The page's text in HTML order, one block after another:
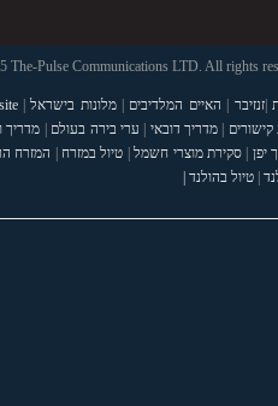
The-Pulse Communications LTD. All rights
|זנזיבר | האיים המלדיבים |מלונות בישראל|
קישורים |מדריך דובאי | ערי בירה בעולם | מדריך
יפן |סקירת מוצרי חשמל| טיול במזרח | המזרח
| טיול בהולנד |